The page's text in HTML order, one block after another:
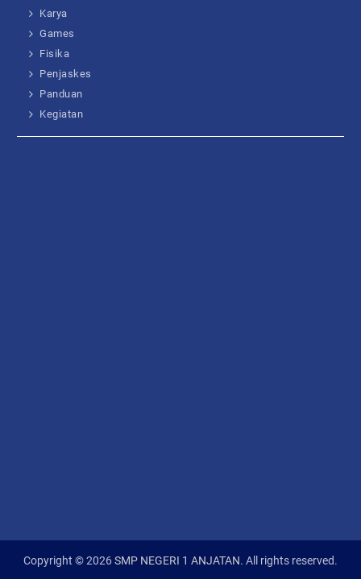
Karya
Games
Fisika
Penjaskes
Panduan
Kegiatan
Copyright © 2026SMP NEGERI 1 ANJATAN. All rights reserved.